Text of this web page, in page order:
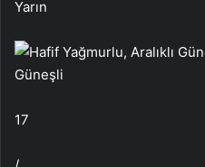
Yarın
Güneşli
17